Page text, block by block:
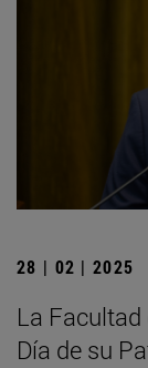
28 | 02 | 2025
La
Día de su